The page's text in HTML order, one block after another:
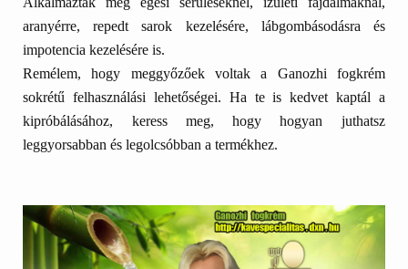
aranyérre, repedt sarok kezelésére, lábgombásodásra és
impotencia kezelésére is.
Remélem, hogy meggyőzőek voltak a Ganozhi fogkrém
sokrétű felhasználási lehetőségei. Ha te is kedvet kaptál a
kipróbálásához, keress meg, hogy hogyan juthatsz
leggyorsabban és legolcsóbban a termékhez.